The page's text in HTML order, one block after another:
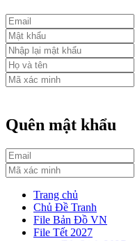
Quên mật khẩu
Trang chủ
Chủ Đề Tranh
File Bản Đồ VN
File Tết 2027